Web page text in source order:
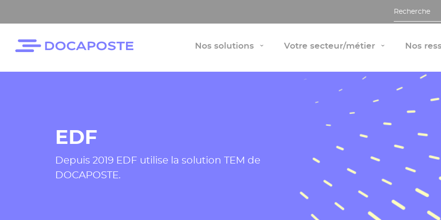
Recherche
Nos solutions › Afficher le panneau "Nos solutions"
Votre secteur/métier › Afficher le
Nos
EDF
Depuis 2019 EDF utilise la solution TEM de
DOCAPOSTE.